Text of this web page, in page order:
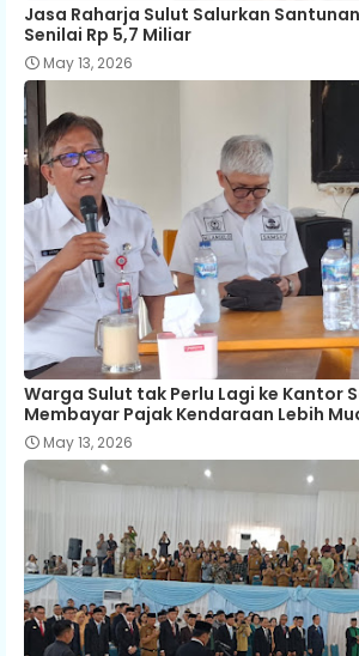
Jasa Raharja Sulut Salurkan
Senilai Rp 5,7 Miliar
May 13, 2026
Warga Sulut tak Perlu Lagi ke Kantor
Membayar Pajak Kendaraan Lebih
May 13, 2026